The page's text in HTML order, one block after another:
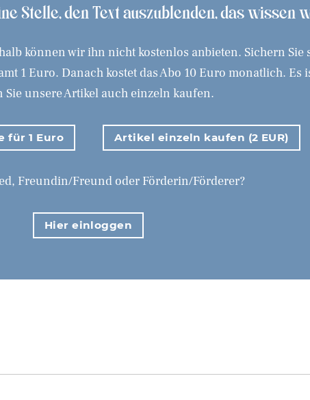
Stelle, den Text auszublenden, das wissen
können wir ihn nicht kostenlos anbieten. Sichern
1 Euro. Danach kostet das Abo 10 Euro monatlich.
Sie unsere Artikel auch einzeln kaufen.
für 1 Euro Artikel einzeln kaufen (2 EUR)
Freundin/Freund oder Förderin/Förderer?
Hier einloggen